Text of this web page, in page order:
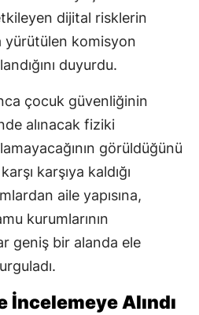
dijital risklerin
yürütülen komisyon
duyurdu.
çocuk güvenliğinin
alınacak fiziki
görüldüğünü
karşıya kaldığı
aile yapısına,
kurumlarının
geniş bir alanda ele
İncelemeye Alındı